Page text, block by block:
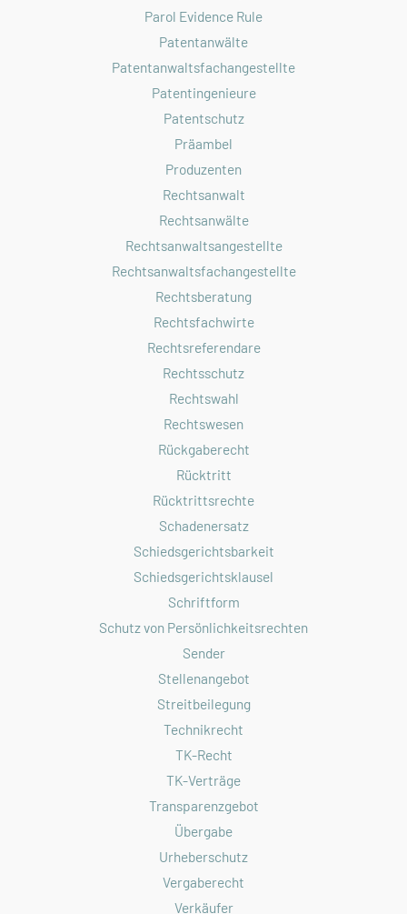
Parol Evidence Rule
Patentanwälte
Patentanwaltsfachangestellte
Patentingenieure
Patentschutz
Präambel
Produzenten
Rechtsanwalt
Rechtsanwälte
Rechtsanwaltsangestellte
Rechtsanwaltsfachangestellte
Rechtsberatung
Rechtsfachwirte
Rechtsreferendare
Rechtsschutz
Rechtswahl
Rechtswesen
Rückgaberecht
Rücktritt
Rücktrittsrechte
Schadenersatz
Schiedsgerichtsbarkeit
Schiedsgerichtsklausel
Schriftform
Schutz von Persönlichkeitsrechten
Sender
Stellenangebot
Streitbeilegung
Technikrecht
TK-Recht
TK-Verträge
Transparenzgebot
Übergabe
Urheberschutz
Vergaberecht
Verkäufer